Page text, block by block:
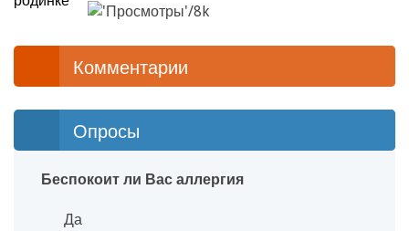
8k
Комментарии
Опросы
Беспокоит ли Вас аллергия
Да